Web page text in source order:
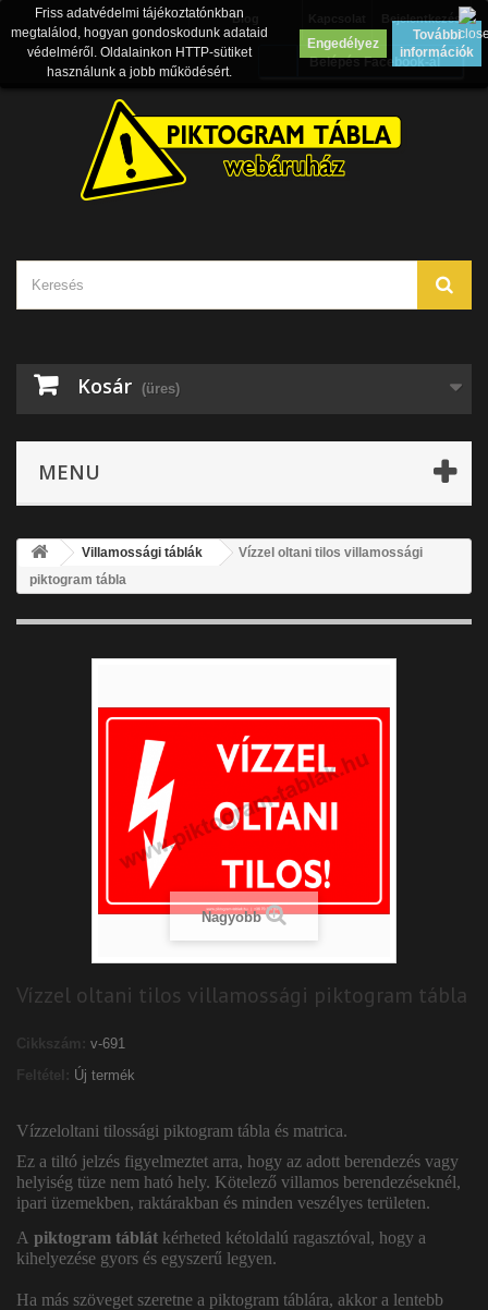
Bejelentkezés
Blog
Belépés Facebook-al
Kosár (üres)
MENU
Friss adatvédelmi tájékoztatónkban
megtalálod, hogyan gondoskodunk adataid
védelméről. Oldalainkon HTTP-sütiket
használunk a jobb működésért.
Engedélyez
További
információk
Villamossági táblák
Vízzel oltani tilos villamossági
piktogram tábla
Nagyobb
Vízzel oltani tilos villamossági piktogram tábla
Cikkszám: v-691
Feltétel: Új termék
Vízzeloltani tilossági piktogram tábla és matrica.
Ez a tiltó jelzés figyelmeztet arra, hogy az adott berendezés vagy
helyiség tüze nem ható hely. Kötelező villamos berendezéseknél,
ipari üzemekben, raktárakban és minden veszélyes területen.
A piktogram táblát kérheted kétoldalú ragasztóval, hogy a
kihelyezése gyors és egyszerű legyen.
Ha más szöveget szeretne a piktogram táblára, akkor a lentebb